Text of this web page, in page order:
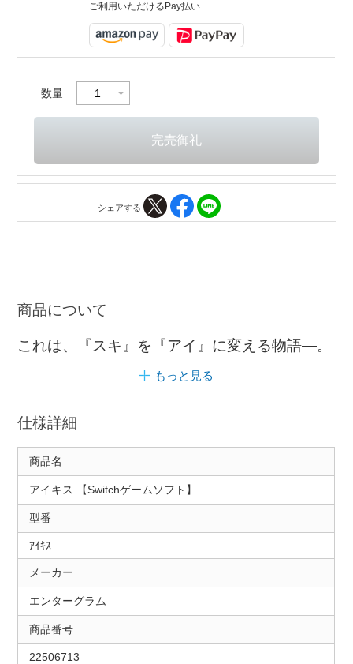
ご利用いただけるPay払い
数量
シェアする
商品について
これは、『スキ』を『アイ』に変える物語―。
もっと見る
仕様詳細
商品名
アイキス 【Switchゲームソフト】
型番
ｱｲｷｽ
メーカー
エンターグラム
商品番号
22506713